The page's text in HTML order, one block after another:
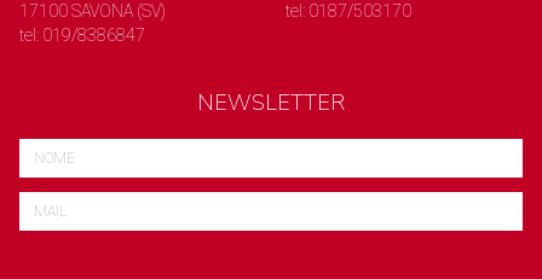
17100 SAVONA (SV)
tel: 019/8386847
tel: 0187/503170
NEWSLETTER